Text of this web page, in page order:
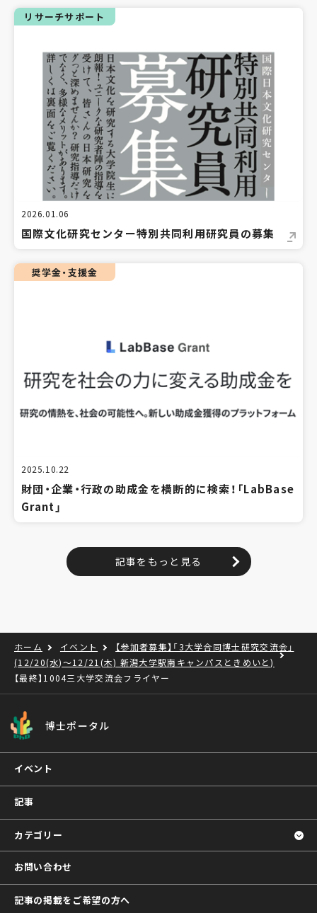
リサーチサポート
2026.01.06
国際文化研究センター特別共同利用研究員の募集
奨学金・支援金
2025.10.22
財団・企業・行政の助成金を横断的に検索！「LabBase
Grant」
記事をもっと見る
ホーム イベント
【参加者募集】「3大学合同博士研究交流会」
(12/20(水)～12/21(木) 新潟大学駅南キャンパスときめいと)
【最終】1004三大学交流会フライヤー
博士ポータル
イベント
記事
カテゴリー
お問い合わせ
記事の掲載をご希望の方へ